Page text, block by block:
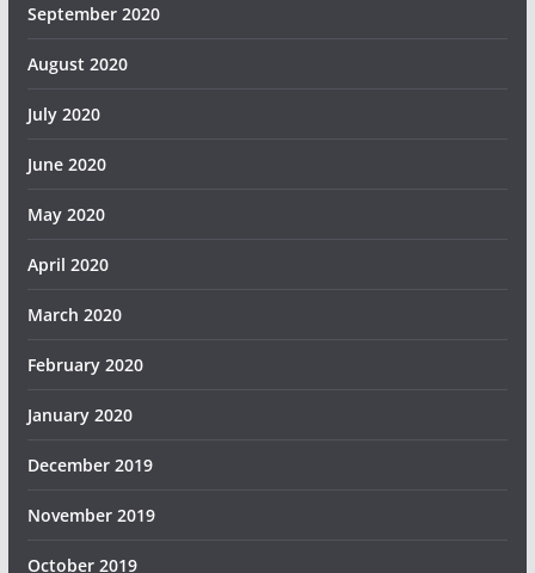
September 2020
August 2020
July 2020
June 2020
May 2020
April 2020
March 2020
February 2020
January 2020
December 2019
November 2019
October 2019